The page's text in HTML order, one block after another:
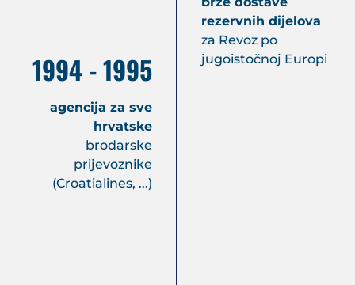
1994 - 1995
agencija za sve
hrvatske
brodarske
prijevoznike
(Croatialines, ...)
rezervnih dijelova
za Revoz po
jugoistočnoj Europi